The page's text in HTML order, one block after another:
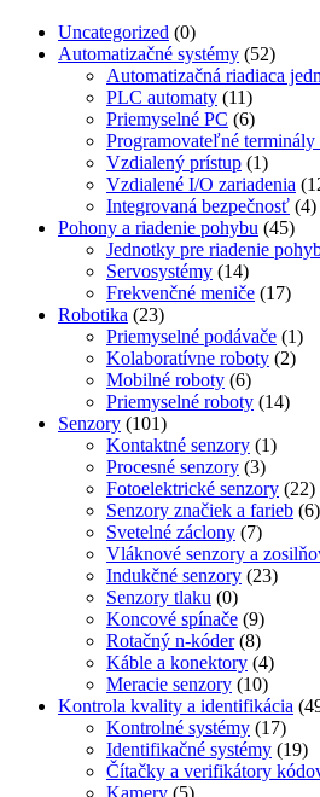
Uncategorized (0)
Automatizačné systémy (52)
Automatizačná riadiaca
PLC automaty (11)
Priemyselné PC (6)
Programovateľné
Vzdialený prístup (1)
Vzdialené I/O zariadenia
Integrovaná bezpečnosť (4)
Pohony a riadenie pohybu (45)
Jednotky pre riadenie
Servosystémy (14)
Frekvenčné meniče (17)
Robotika (23)
Priemyselné podávače (1)
Kolaboratívne roboty (2)
Mobilné roboty (6)
Priemyselné roboty (14)
Senzory (101)
Kontaktné senzory (1)
Procesné senzory (3)
Fotoelektrické senzory (22)
Senzory značiek a farieb (6)
Svetelné záclony (7)
Vláknové senzory a
Indukčné senzory (23)
Senzory tlaku (0)
Koncové spínače (9)
Rotačný n-kóder (8)
Káble a konektory (4)
Meracie senzory (10)
Kontrola kvality a identifikácia
Kontrolné systémy (17)
Identifikačné systémy (19)
Čítačky a verifikátory